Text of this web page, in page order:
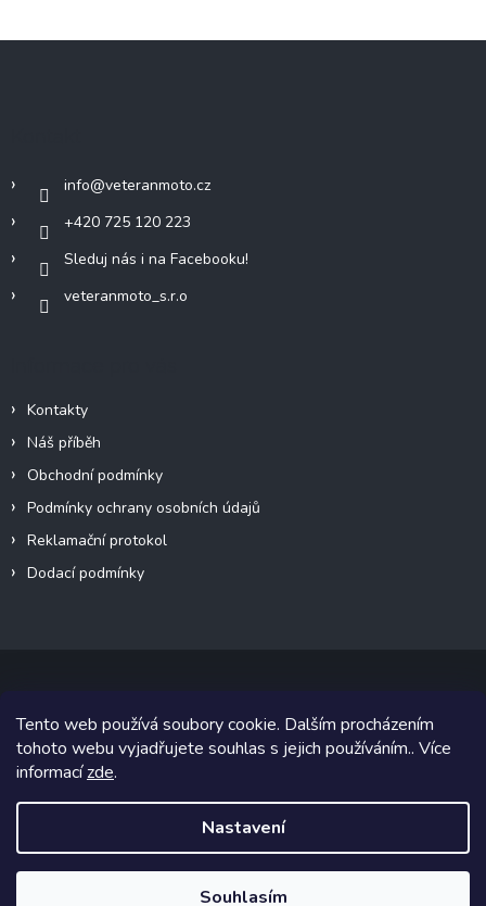
Tento web používá soubory cookie. Dalším procházením
tohoto webu vyjadřujete souhlas s jejich používáním.. Více
informacízde.
Nastavení
Souhlasím
u
í
info@veteranmoto.cz
+420 725 120 223
Sleduj nás i na Facebooku!
veteranmoto_s.r.o
Kontakty
Náš příběh
Obchodní podmínky
Podmínky ochrany osobních údajů
Reklamační protokol
Dodací podmínky
Copyright 2026VeteránMoto s.r.o.. Všechna práva vyhrazena.
Grafický návrh vytvořil a na Shoptet implementoval
Shoptetak.cz.